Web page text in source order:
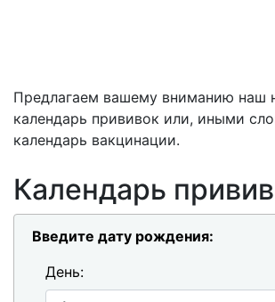
Предлагаем вашему вниманию наш
календарь прививок или, иными
календарь вакцинации.
Календарь
Введите дату рождения:
День: